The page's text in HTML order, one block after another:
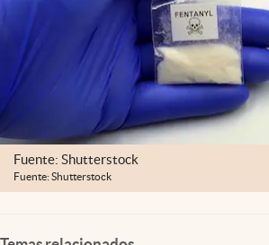
Fuente: Shutterstock
Fuente: Shutterstock